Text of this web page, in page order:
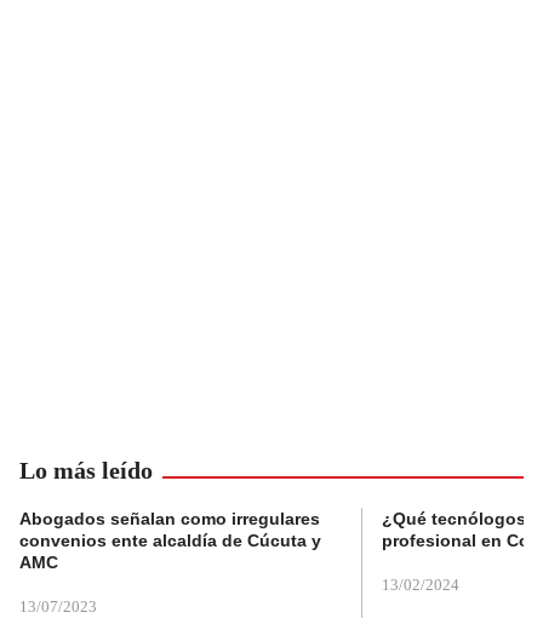
Lo más leído
Abogados señalan como irregulares
convenios ente alcaldía de Cúcuta y
AMC
13/07/2023
¿Qué tecnólogos
profesional en
13/02/2024